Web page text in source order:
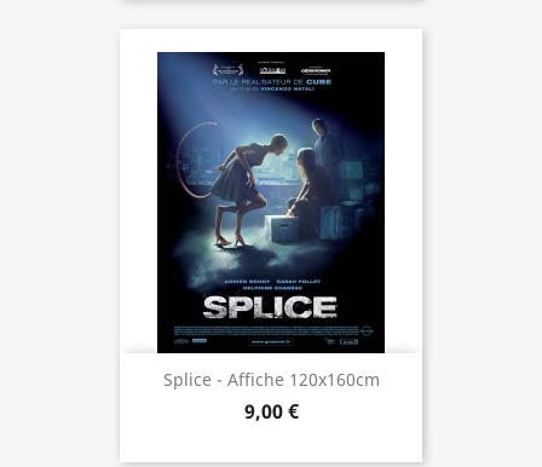
Splice - Affiche 120x160cm
9,00 €